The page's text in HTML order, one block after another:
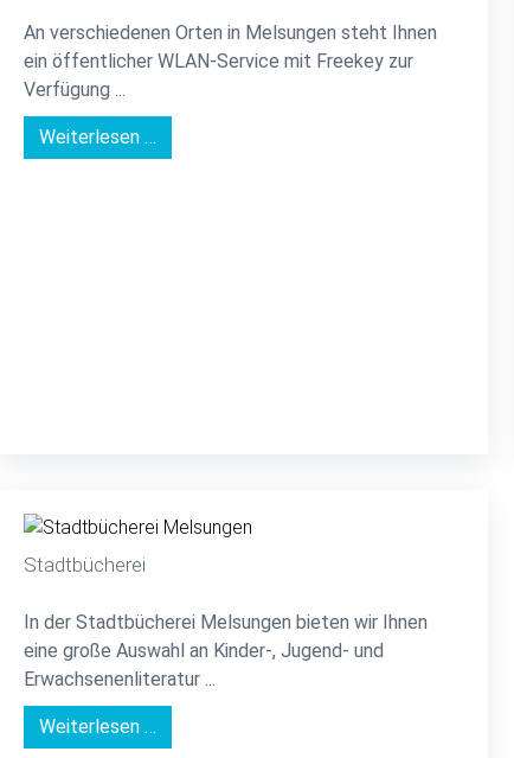
An verschiedenen Orten in Melsungen steht Ihnen
ein öffentlicher WLAN-Service mit Freekey zur
Verfügung ...
Weiterlesen …
Stadtbücherei
In der Stadtbücherei Melsungen bieten wir Ihnen
eine große Auswahl an Kinder-, Jugend- und
Erwachsenenliteratur ...
Weiterlesen …